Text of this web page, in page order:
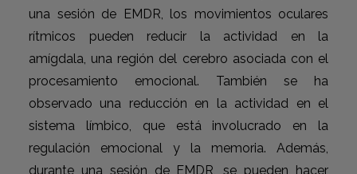
una sesión de EMDR, los movimientos oculares
rítmicos pueden reducir la actividad en la
amígdala, una región del cerebro asociada con el
procesamiento emocional. También se ha
observado una reducción en la actividad en el
sistema límbico, que está involucrado en la
regulación emocional y la memoria. Además,
durante una sesión de EMDR, se pueden hacer